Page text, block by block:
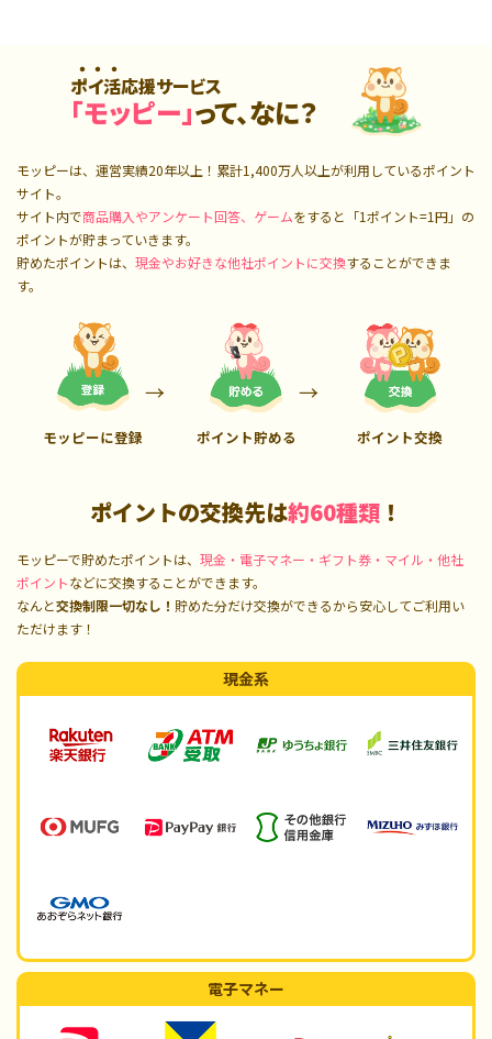
ポイ活応援サービス
「モッピー」って、なに？
モッピーは、運営実績20年以上！累計1,400万人以上が利用しているポイント
サイト。
サイト内で商品購入やアンケート回答、ゲームをすると「1ポイント=1円」の
ポイントが貯まっていきます。
貯めたポイントは、 現金やお好きな他社ポイントに交換することができま
す。
モッピーに登録 ポイント貯める ポイント交換
ポイントの交換先は約60種類 ！
モッピーで貯めたポイントは、 現金・電子マネー・ギフト券・マイル・他社
ポイントなどに交換することができます。
なんと交換制限一切なし！ 貯めた分だけ交換ができるから安心してご利用い
ただけます！
現金系
電子マネー